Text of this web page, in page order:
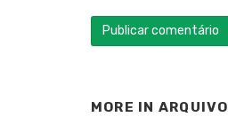
MORE IN ARQUIVO